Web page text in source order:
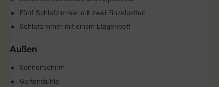
Fünf Schlafzimmer mit zwei Einzelbetten
Schlafzimmer mit einem Etagenbett
Außen
Sonnenschirm
Gartenstühle